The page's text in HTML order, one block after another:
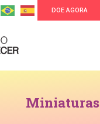
DOE AGORA
Miniaturas